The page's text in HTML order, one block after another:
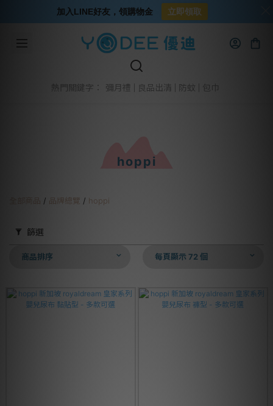
熱門關鍵字： 彌月禮 良品出清 防蚊 包巾
hoppi
/ 品牌總覽 / hoppi
篩選
商品排序 每頁顯示 72 個
加入LINE好友，領購物金 立即領取